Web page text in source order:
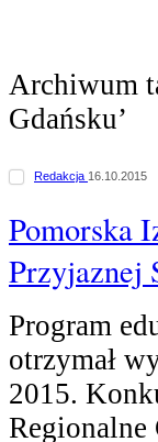
Archiwum
Gdańsku’
Redakcja 16.10.2015
Pomorska
Przyjaznej
Program
otrzymał
2015.
Regionalne